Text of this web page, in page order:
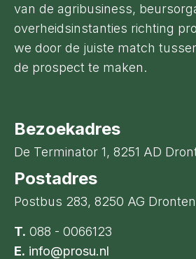
van de agribusiness,
overheidsinstanties richting
we door de juiste match
de prospect te maken.
Bezoekadres
De Terminator 1, 8251 AD
Postadres
Postbus 283, 8250 AG Dronten
T. 088 - 0066123
E. info@prosu.nl